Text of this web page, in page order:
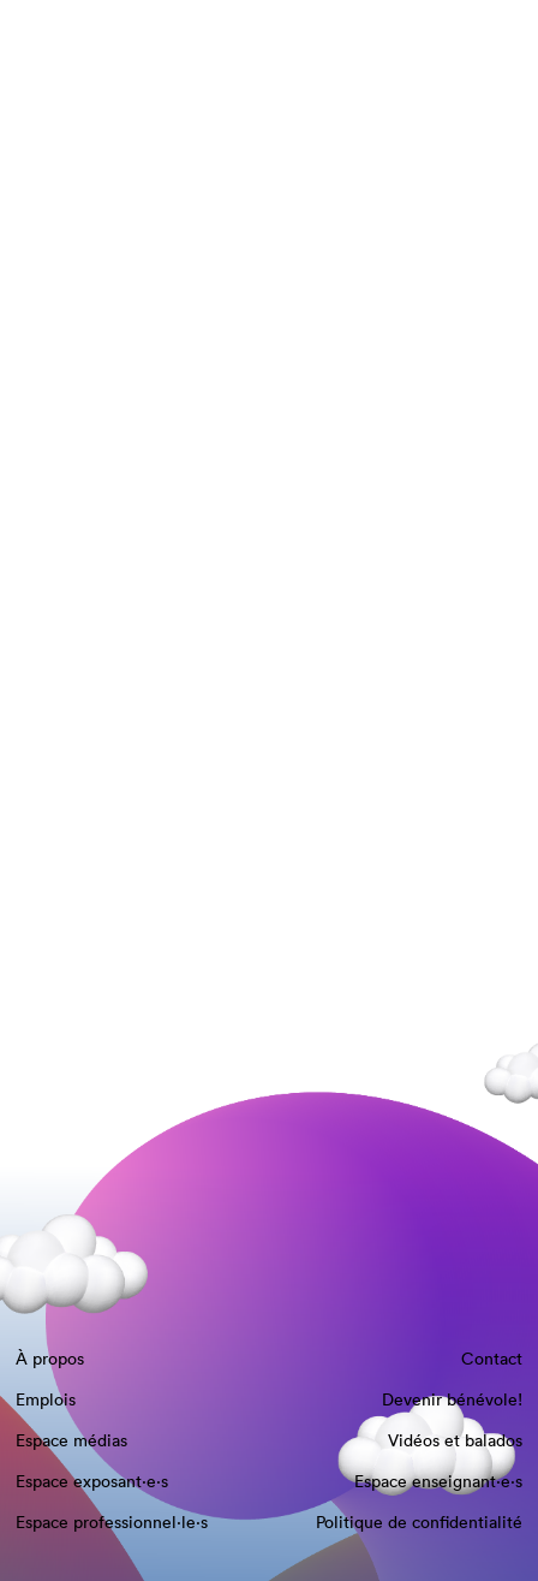
À propos
Contact
Emplois
Devenir bénévole!
Espace médias
Vidéos et balados
Espace exposant·e⋅s
Espace enseignant·e⋅s
Espace professionnel·le⋅s
Politique de confidentialité